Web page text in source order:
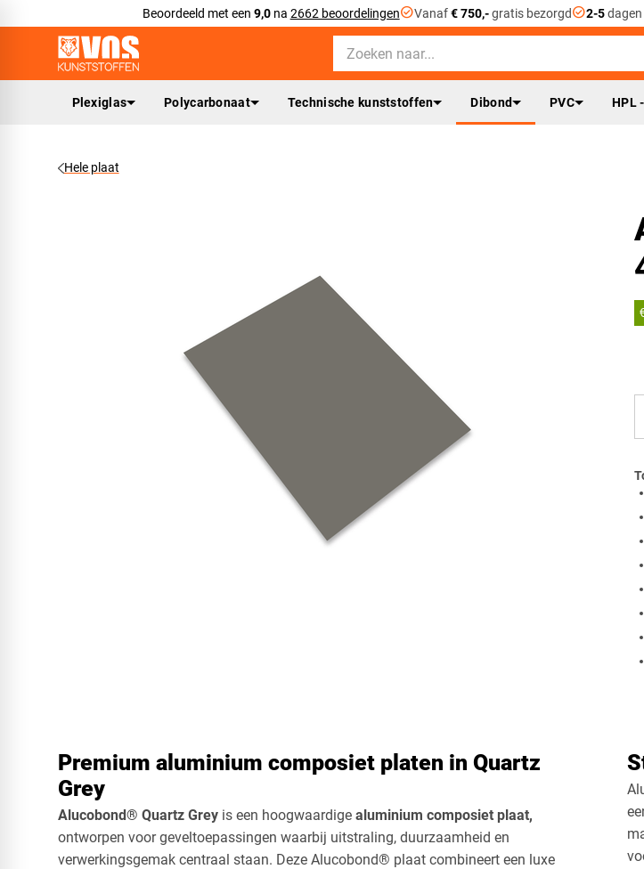
Beoordeeld met een 9,0na 2662 beoordelingencheck_circleVanaf€ 750,-gratis bezorgdcheck_circle2-5dagen
Plexiglas Polycarbonaat Technische kunststoffen Dibond PVC HPL
Hele plaat
Premium aluminium composiet platen in Quartz
Grey
Alucobond® Quartz Grey is een hoogwaardige aluminium composiet plaat,
ontworpen voor geveltoepassingen waarbij uitstraling, duurzaamheid en
verwerkingsgemak centraal staan. Deze Alucobond® plaat combineert een luxe